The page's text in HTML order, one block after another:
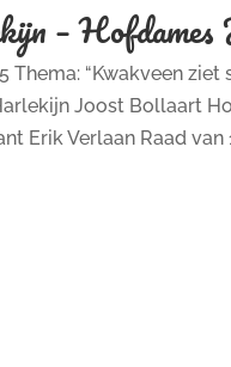
–
Thema: “Kwakveen
Joost Bollaart
Erik Verlaan Raad van